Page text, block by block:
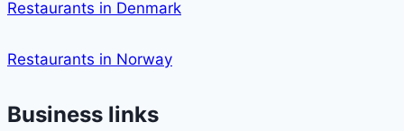
Restaurants in Denmark
Restaurants in Norway
Business links